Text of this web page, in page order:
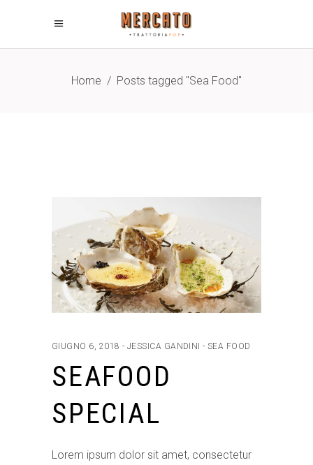
Home / Posts tagged "Sea Food"
GIUGNO 6, 2018 JESSICA GANDINI SEA FOOD
SEAFOOD
SPECIAL
Lorem ipsum dolor sit amet, consectetur